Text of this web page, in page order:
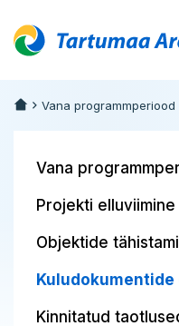
Vana programmperiood
Vana
Projekti elluviimine
Objektide
Kinnitatud